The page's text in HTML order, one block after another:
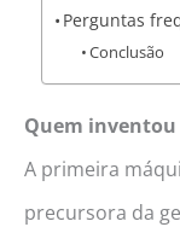
Perguntas
Conclusão
Quem inventou
A primeira
precursora da